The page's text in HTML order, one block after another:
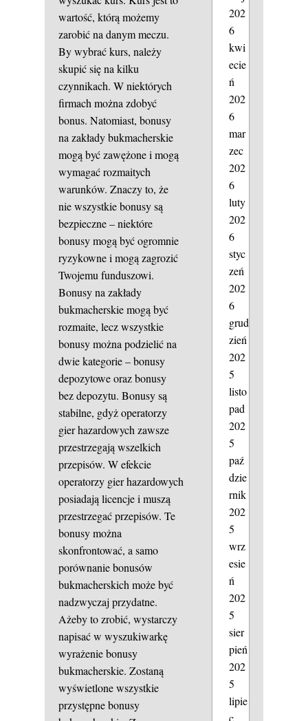
wartość, którą możemy
zarobić na danym meczu.
By wybrać kurs, należy
skupić się na kilku
czynnikach. W niektórych
firmach można zdobyć
bonus. Natomiast, bonusy
na zakłady bukmacherskie
mogą być zawężone i mogą
wymagać rozmaitych
warunków. Znaczy to, że
nie wszystkie bonusy są
bezpieczne – niektóre
bonusy mogą być ogromnie
ryzykowne i mogą zagrozić
Twojemu funduszowi.
Bonusy na zakłady
bukmacherskie mogą być
rozmaite, lecz wszystkie
bonusy można podzielić na
dwie kategorie – bonusy
depozytowe oraz bonusy
bez depozytu. Bonusy są
stabilne, gdyż operatorzy
gier hazardowych zawsze
przestrzegają wszelkich
przepisów. W efekcie
operatorzy gier hazardowych
posiadają licencje i muszą
przestrzegać przepisów. Te
bonusy można
skonfrontować, a samo
porównanie bonusów
bukmacherskich może być
nadzwyczaj przydatne.
Ażeby to zrobić, wystarczy
napisać w wyszukiwarkę
wyrażenie bonusy
bukmacherskie. Zostaną
wyświetlone wszystkie
przystępne bonusy
202
6
kwi
ecie
ń
202
6
mar
zec
202
6
luty
202
6
styc
zeń
202
6
grud
zień
202
5
listo
pad
202
5
paź
dzie
rnik
202
5
wrz
esie
ń
202
5
sier
pień
202
5
lipie
c